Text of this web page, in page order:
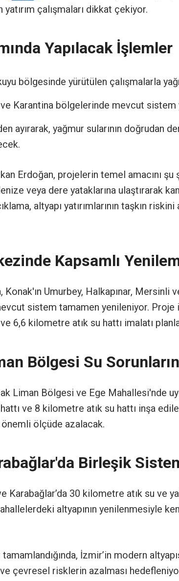
çalışmaları dikkat çekiyor.
Yapılacak İşlemler
bölgesinde yürütülen çalışmalarla
ve Karantina bölgelerinde mevcut sistem
ayırarak, yağmur sularının doğrudan
Erdoğan, projelerin temel amacını şu
veya dere yataklarına ulaştırarak
altyapı yatırımlarının taşkın
Kapsamlı
Konak'ın Umurbey, Halkapınar, Mersinli
sistem tamamen yenileniyor. Proje
6,6 kilometre atık su hattı imalatı
Bölgesi Su
Liman Bölgesi ve Ege Mahallesi'nde
ve 8 kilometre atık su hattı inşa
önemli ölçüde azalacak.
Birleşik
Karabağlar’da 30 kilometre atık su ve
altyapının yenilenmesiyle
İzmir’in modern
çevresel risklerin azalması